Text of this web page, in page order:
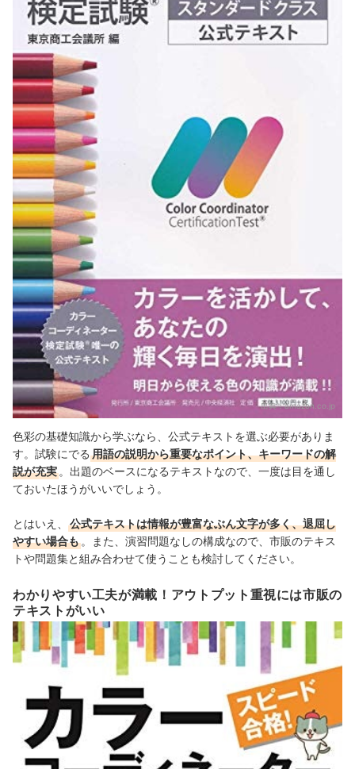
出典：amazon.co.jp
色彩の基礎知識から学ぶなら、公式テキストを選ぶ必要がありま
す。試験にでる 用語の説明から重要なポイント、キーワードの解
説が充実 。出題のベースになるテキストなので、一度は目を通し
ておいたほうがいいでしょう。
とはいえ、
公式テキストは情報が豊富なぶん文字が多く、退屈し
やすい場合も 。また、演習問題なしの構成なので、市販のテキス
トや問題集と組み合わせて使うことも検討してください。
わかりやすい工夫が満載！アウトプット重視には市販の
テキストがいい